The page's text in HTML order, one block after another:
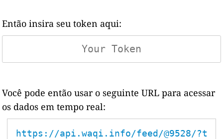
Então insira seu token aqui:
Você pode então usar o seguinte URL para acessar
os dados em tempo real:
https://api.waqi.info/feed/@9528/?t